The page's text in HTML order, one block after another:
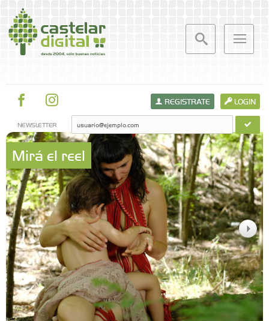
LOGIN
REGISTRATE
NEWSLETTER
Mirá el reel